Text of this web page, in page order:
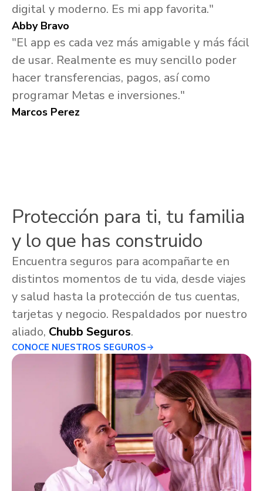
digital y moderno. Es mi app favorita."
Abby Bravo
"El app es cada vez más amigable y más fácil
de usar. Realmente es muy sencillo poder
hacer transferencias, pagos, así como
programar Metas e inversiones."
Marcos Perez
Protección para ti, tu familia
y lo que has construido
Encuentra seguros para acompañarte en
distintos momentos de tu vida, desde viajes
y salud hasta la protección de tus cuentas,
tarjetas y negocio. Respaldados por nuestro
aliado, Chubb Seguros.
CONOCE NUESTROS SEGUROS